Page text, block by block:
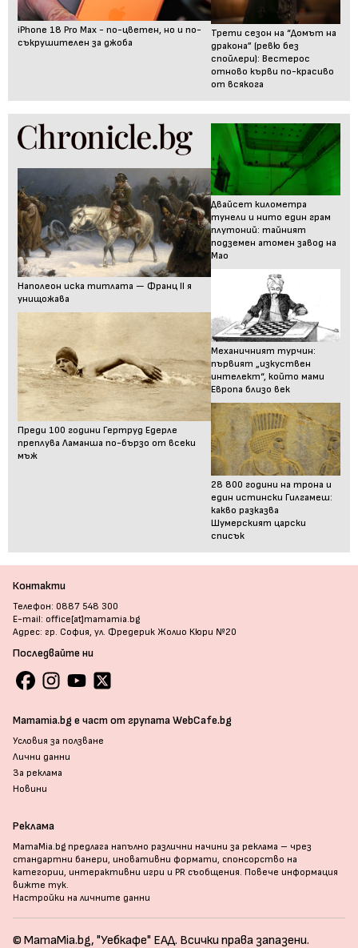
iPhone 18 Pro Max - по-цветен, но и по-
съкрушителен за джоба
Трети сезон на “Домът на
дракона” (ревю без
спойлери): Вестерос
отново кърви по-красиво
от всякога
Наполеон иска титлата — Франц II я
унищожава
Преди 100 години Гертруд Едерле
преплува Ламанша по-бързо от всеки
мъж
Двайсет километра
тунели и нито един грам
плутоний: тайният
подземен атомен завод на
Мао
Механичният турчин:
първият „изкуствен
интелект“, който мами
Европа близо век
28 800 години на трона и
един истински Гилгамеш:
какво разказва
Шумерският царски
списък
Контакти
Телефон: 0887 548 300
E-mail: office[at]mamamia.bg
Адрес: гр. София, ул. Фредерик Жолио Кюри №20
Последвайте ни
Mamamia.bg е част от групата WebCafe.bg
Условия за ползване
Лични данни
За реклама
Новини
Реклама
MamaMia.bg предлага напълно различни начини за реклама – чрез
стандартни банери, иновативни формати, спонсорство на
категории, интерактивни игри и PR съобщения. Повече информация
вижте тук.
Настройки на личните данни
© MamaMia.bg, "Уебкафе" ЕАД. Всички права запазени.